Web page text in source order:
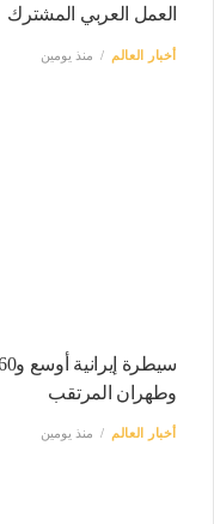
العمل العربي المشترك
أخبار العالم منذ يومين
وطهران المرتقب
أخبار العالم منذ يومين